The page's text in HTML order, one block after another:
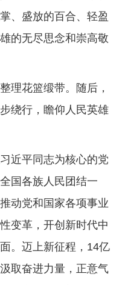
、盛放的百合、轻盈
的无尽思念和崇高敬
理花篮缎带。随后，
绕行，瞻仰人民英雄
近平同志为核心的党
国各族人民团结一
动党和国家各项事业
变革，开创新时代中
。迈上新征程，14亿
取奋进力量，正意气